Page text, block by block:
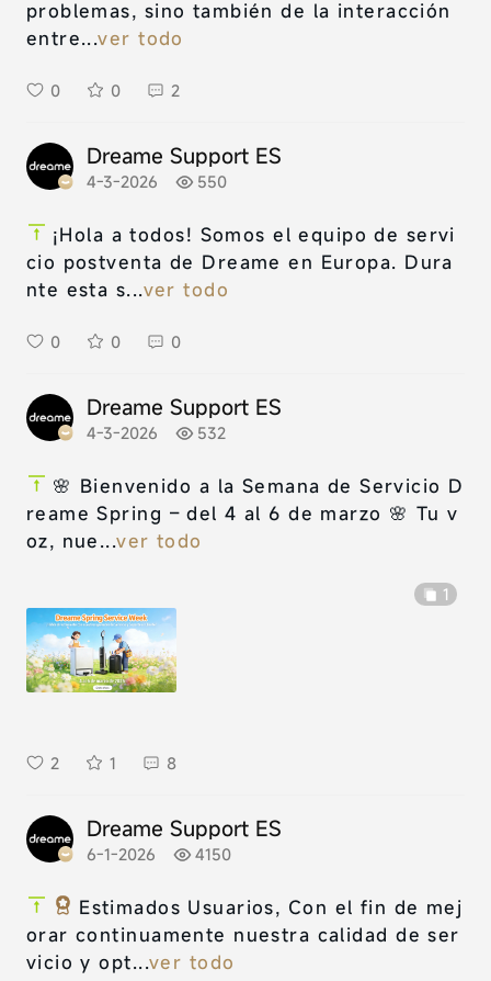
problemas, sino también de la interacción
entre...ver todo
0 0 2
Dreame Support ES
4-3-2026 550
¡Hola a todos! Somos el equipo de servi
cio postventa de Dreame en Europa. Dura
nte esta s...ver todo
0 0 0
Dreame Support ES
4-3-2026 532
🌸 Bienvenido a la Semana de Servicio D
reame Spring – del 4 al 6 de marzo 🌸 Tu v
oz, nue...ver todo
1
2 1 8
Dreame Support ES
6-1-2026 4150
Estimados Usuarios, Con el fin de mej
orar continuamente nuestra calidad de ser
vicio y opt...ver todo